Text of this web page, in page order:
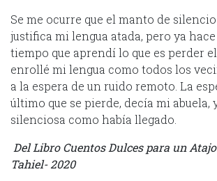
Se me ocurre que el manto de
justifica mi lengua atada, pero ya
tiempo que aprendí lo que es perder
enrollé mi lengua como todos los
a la espera de un ruido remoto. La
último que se pierde, decía mi abuela,
silenciosa como había llegado.
Del Libro Cuentos Dulces para un
Tahiel- 2020